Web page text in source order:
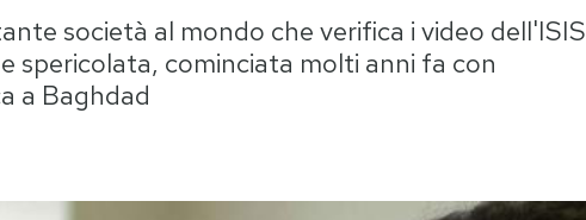
società al mondo che verifica i video dell'ISIS
spericolata, cominciata molti anni fa con
a Baghdad